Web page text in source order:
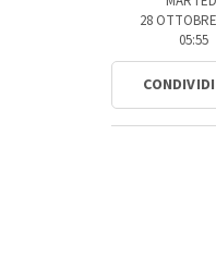
28
05:55
CONDIVIDI